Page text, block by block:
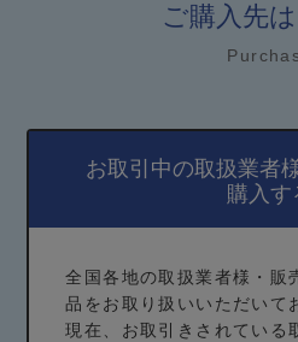
ご購入先
お取引中の取扱業者
購入す
全国各地の取扱業者様・販
品をお取り扱いいただいて
現在、お取引きされている